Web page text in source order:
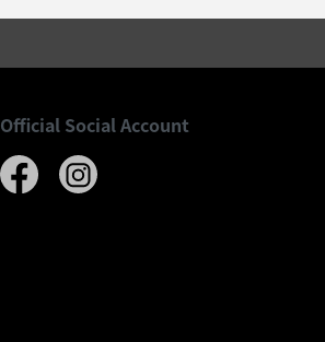
Official Social Account